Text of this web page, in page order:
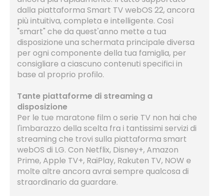
dalla piattaforma Smart TV webOS 22, ancora
più intuitiva, completa e intelligente. Così
"smart" che da quest'anno mette a tua
disposizione una schermata principale diversa
per ogni componente della tua famiglia, per
consigliare a ciascuno contenuti specifici in
base al proprio profilo.
Tante piattaforme di streaming a
disposizione
Per le tue maratone film o serie TV non hai che
l'imbarazzo della scelta fra i tantissimi servizi di
streaming che trovi sulla piattaforma smart
webOS di LG. Con Netflix, Disney+, Amazon
Prime, Apple TV+, RaiPlay, Rakuten TV, NOW e
molte altre ancora avrai sempre qualcosa di
straordinario da guardare.